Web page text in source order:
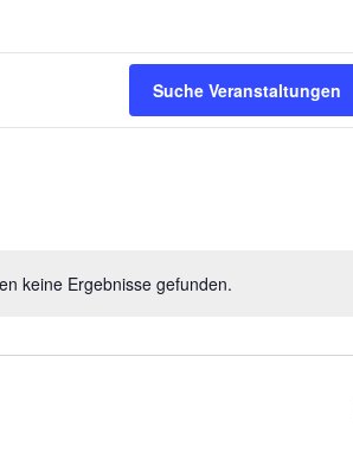
Hinweis
keine Ergebnisse gefunden.
Suche Veranstaltungen